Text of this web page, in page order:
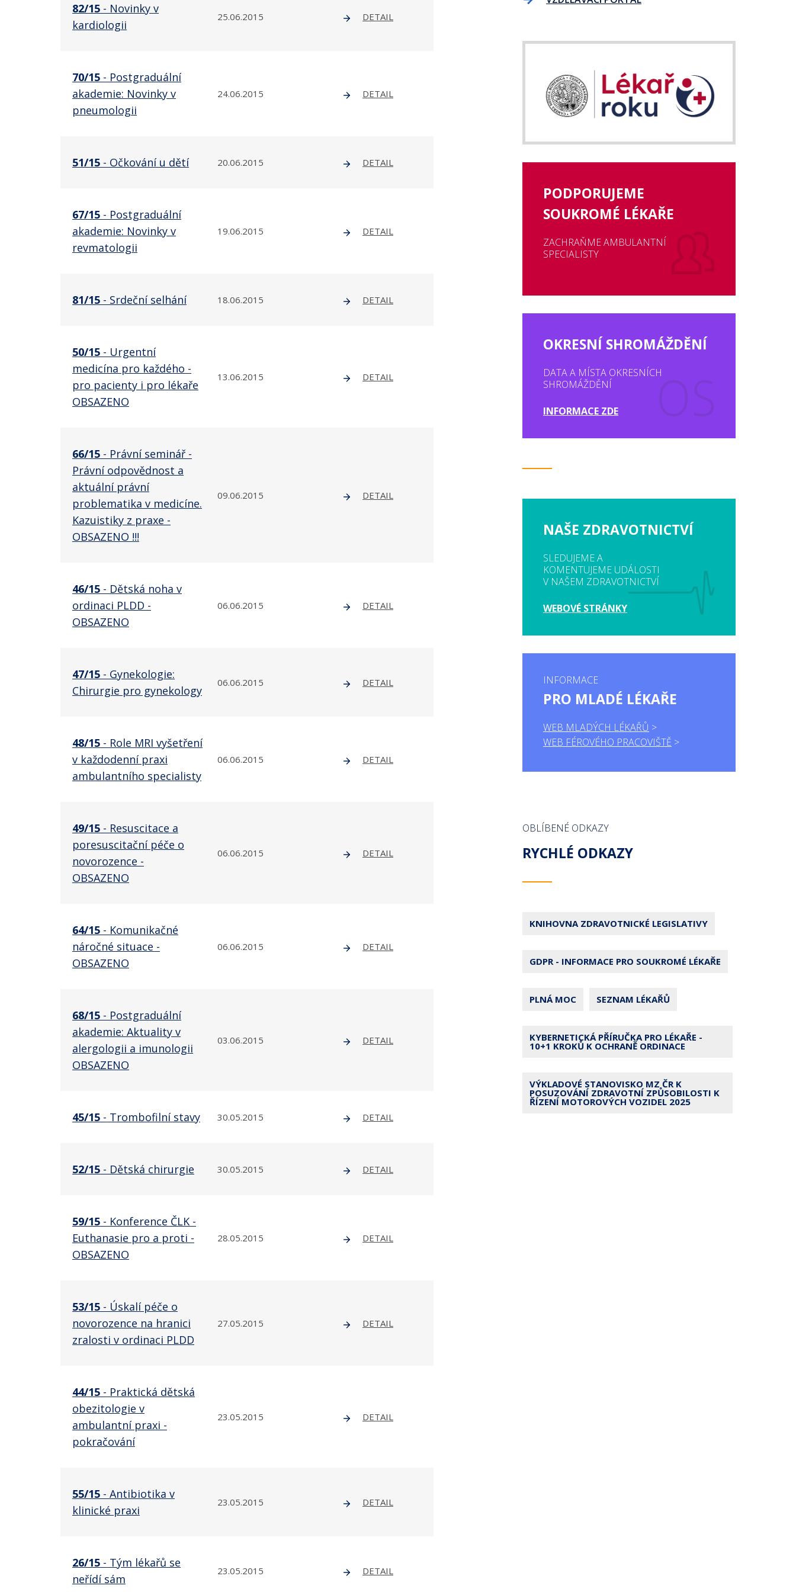
82/15 - Novinky v
kardiologii
25.06.2015 DETAIL
70/15 - Postgraduální
akademie: Novinky v
pneumologii
24.06.2015 DETAIL
51/15 - Očkování u dětí 20.06.2015 DETAIL
67/15 - Postgraduální
akademie: Novinky v
revmatologii
19.06.2015 DETAIL
81/15 - Srdeční selhání 18.06.2015 DETAIL
50/15 - Urgentní
medicína pro každého -
pro pacienty i pro lékaře
OBSAZENO
13.06.2015 DETAIL
66/15 - Právní seminář -
Právní odpovědnost a
aktuální právní
problematika v medicíne.
Kazuistiky z praxe -
OBSAZENO !!!
09.06.2015 DETAIL
46/15 - Dětská noha v
ordinaci PLDD -
OBSAZENO
06.06.2015 DETAIL
47/15 - Gynekologie:
Chirurgie pro gynekology
06.06.2015 DETAIL
48/15 - Role MRI vyšetření
v každodenní praxi
ambulantního specialisty
06.06.2015 DETAIL
49/15 - Resuscitace a
poresuscitační péče o
novorozence -
OBSAZENO
06.06.2015 DETAIL
64/15 - Komunikačné
náročné situace -
OBSAZENO
06.06.2015 DETAIL
68/15 - Postgraduální
akademie: Aktuality v
alergologii a imunologii
OBSAZENO
03.06.2015 DETAIL
45/15 - Trombofilní stavy 30.05.2015 DETAIL
52/15 - Dětská chirurgie 30.05.2015 DETAIL
59/15 - Konference ČLK -
Euthanasie pro a proti -
OBSAZENO
28.05.2015 DETAIL
53/15 - Úskalí péče o
novorozence na hranici
zralosti v ordinaci PLDD
27.05.2015 DETAIL
44/15 - Praktická dětská
obezitologie v
ambulantní praxi -
pokračování
23.05.2015 DETAIL
55/15 - Antibiotika v
klinické praxi
23.05.2015 DETAIL
26/15 - Tým lékařů se
neřídí sám
23.05.2015 DETAIL
PODPORUJEME
SOUKROMÉ LÉKAŘE
ZACHRAŇME AMBULANTNÍ
SPECIALISTY
OKRESNÍ SHROMÁŽDĚNÍ
DATA A MÍSTA OKRESNÍCH
SHROMÁŽDĚNÍ
INFORMACE ZDE
NAŠE ZDRAVOTNICTVÍ
SLEDUJEME A
KOMENTUJEME UDÁLOSTI
V NAŠEM ZDRAVOTNICTVÍ
WEBOVÉ STRÁNKY
INFORMACE
PRO MLADÉ LÉKAŘE
WEB MLADÝCH LÉKAŘŮ
WEB FÉROVÉHO PRACOVIŠTĚ
OBLÍBENÉ ODKAZY
RYCHLÉ ODKAZY
KNIHOVNA ZDRAVOTNICKÉ LEGISLATIVY
GDPR - INFORMACE PRO SOUKROMÉ LÉKAŘE
PLNÁ MOC SEZNAM LÉKAŘŮ
KYBERNETICKÁ PŘÍRUČKA PRO LÉKAŘE -
10+1 KROKŮ K OCHRANĚ ORDINACE
VÝKLADOVÉ STANOVISKO MZ ČR K
POSUZOVÁNÍ ZDRAVOTNÍ ZPŮSOBILOSTI K
ŘÍZENÍ MOTOROVÝCH VOZIDEL 2025